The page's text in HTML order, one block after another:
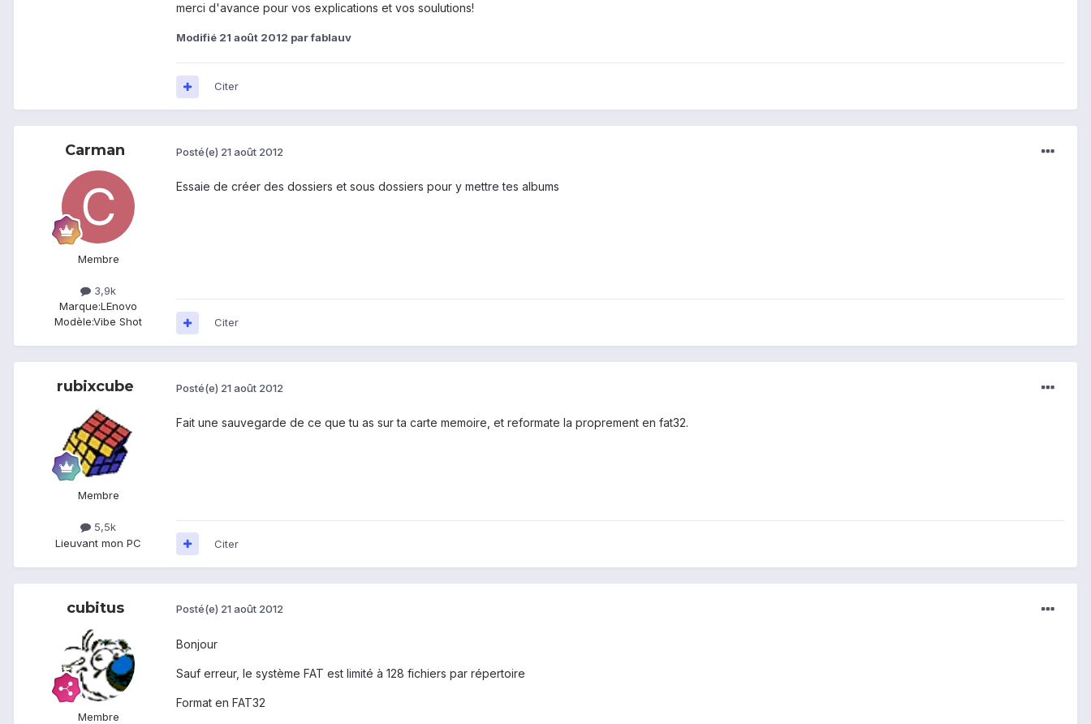
merci d'avance pour vos explications et vos soulutions!
Modifié 21 août 2012 par fablauv
Citer
Carman
Membre
3,9k
Marque:LEnovo
Modèle:Vibe Shot
Posté(e) 21 août 2012
Essaie de créer des dossiers et sous dossiers pour y mettre tes albums
Citer
rubixcube
Membre
5,5k
Lieuvant mon PC
Posté(e) 21 août 2012
Fait une sauvegarde de ce que tu as sur ta carte memoire, et reformate la proprement en fat32.
Citer
cubitus
Membre
Posté(e) 21 août 2012
Bonjour
Sauf erreur, le système FAT est limité à 128 fichiers par répertoire
Format en FAT32